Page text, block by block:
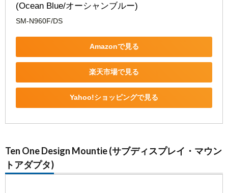
(Ocean Blue/オーシャンブルー)
SM-N960F/DS
Amazonで見る
楽天市場で見る
Yahoo!ショッピングで見る
Ten One Design Mountie (サブディスプレイ・マウン
トアダプタ)